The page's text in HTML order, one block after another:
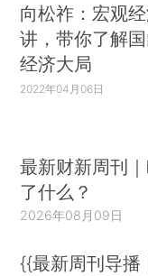
向松祚：宏观
讲，带你了解
经济大局
2022年04月06日
最新财新周刊
了什么？
2026年08月09日
{{最新周刊导播